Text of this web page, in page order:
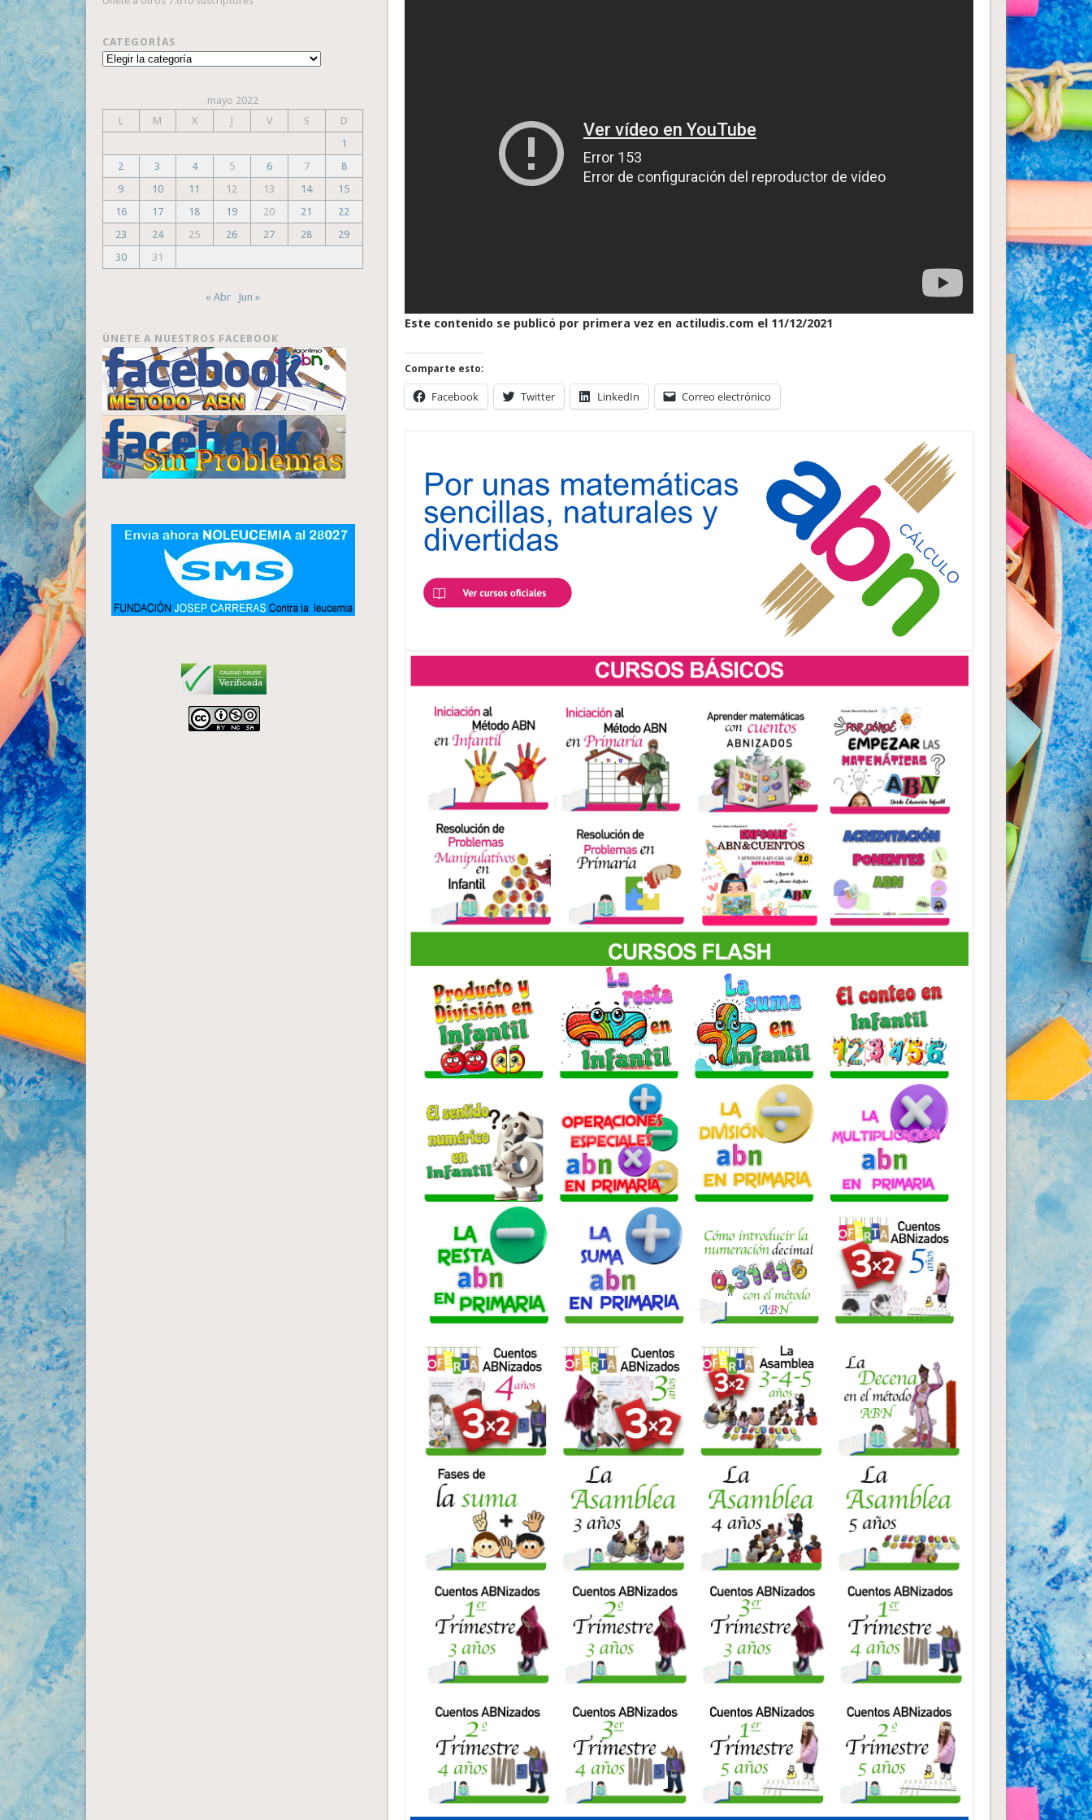
Este contenido se publicó por primera vez en actiludis.com el 11/12/2021
Comparte esto:
Facebook Twitter LinkedIn Correo electrónico
CATEGORÍAS
Categorías
mayo 2022
L
M X J V S
D
1
2
3 4 5 6 7
8
9
10 11 12 13 14
15
16
17 18 19 20 21
22
23
24 25 26 27 28
29
30
31
« Abr Jun »
ÚNETE A NUESTROS FACEBOOK